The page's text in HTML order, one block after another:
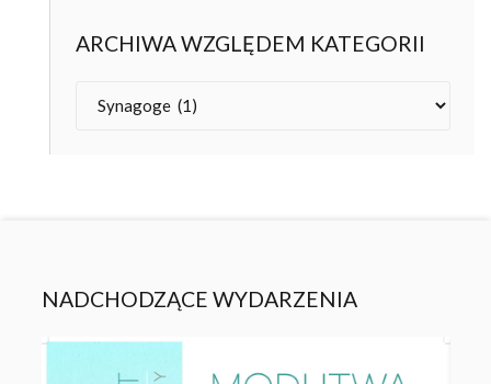
ARCHIWA WZGLĘDEM KATEGORII
NADCHODZĄCE WYDARZENIA